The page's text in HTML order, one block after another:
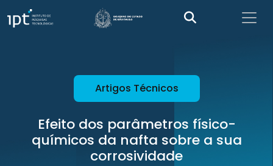
Artigos Técnicos
Efeito dos parâmetros físico-
químicos da nafta sobre a sua
corrosividade